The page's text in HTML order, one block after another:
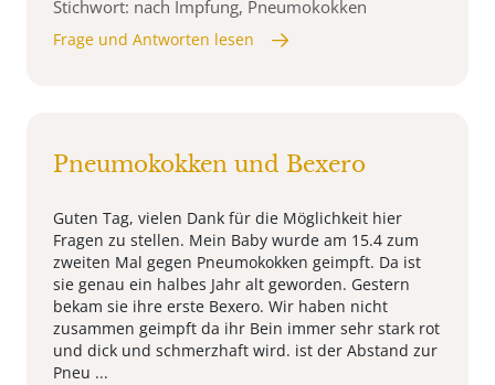
Stichwort: nach Impfung, Pneumokokken
Frage und Antworten lesen
Pneumokokken und Bexero
Guten Tag, vielen Dank für die Möglichkeit hier
Fragen zu stellen. Mein Baby wurde am 15.4 zum
zweiten Mal gegen Pneumokokken geimpft. Da ist
sie genau ein halbes Jahr alt geworden. Gestern
bekam sie ihre erste Bexero. Wir haben nicht
zusammen geimpft da ihr Bein immer sehr stark rot
und dick und schmerzhaft wird. ist der Abstand zur
Pneu ...